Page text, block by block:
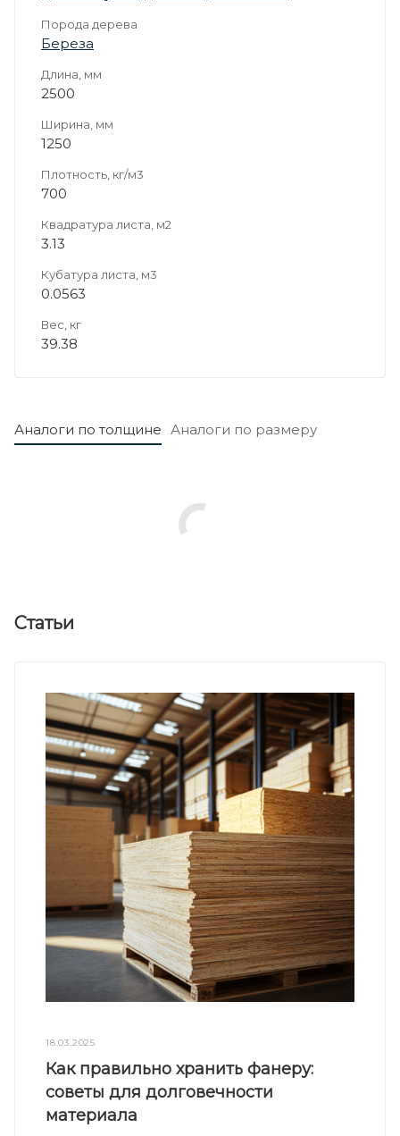
Порода дерева
Береза
Длина, мм
2500
Ширина, мм
1250
Плотность, кг/м3
700
Квадратура листа, м2
3.13
Кубатура листа, м3
0.0563
Вес, кг
39.38
Аналоги по толщине Аналоги по размеру
Статьи
18.03.2025
Как правильно хранить фанеру:
советы для долговечности
материала